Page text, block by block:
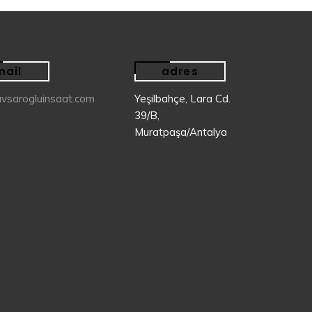
adres
Yeşilbahçe, Lara Cd.
39/B,
Muratpaşa/Antalya